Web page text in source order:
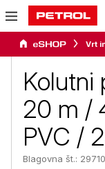
Kolutni
20 m /
PVC /
Blagovna št.: